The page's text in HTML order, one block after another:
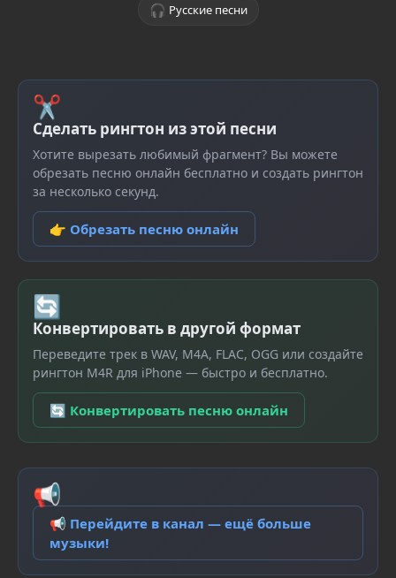
🎧 Русские песни
✂
Сделать рингтон из этой песни
Хотите вырезать любимый фрагмент? Вы можете
обрезать песню онлайн бесплатно и создать рингтон
за несколько секунд.
👉 Обрезать песню онлайн
🔄
Конвертировать в другой формат
Переведите трек в WAV, M4A, FLAC, OGG или создайте
рингтон M4R для iPhone — быстро и бесплатно.
🔄 Конвертировать песню онлайн
📢
📢 Перейдите в канал — ещё больше
музыки!